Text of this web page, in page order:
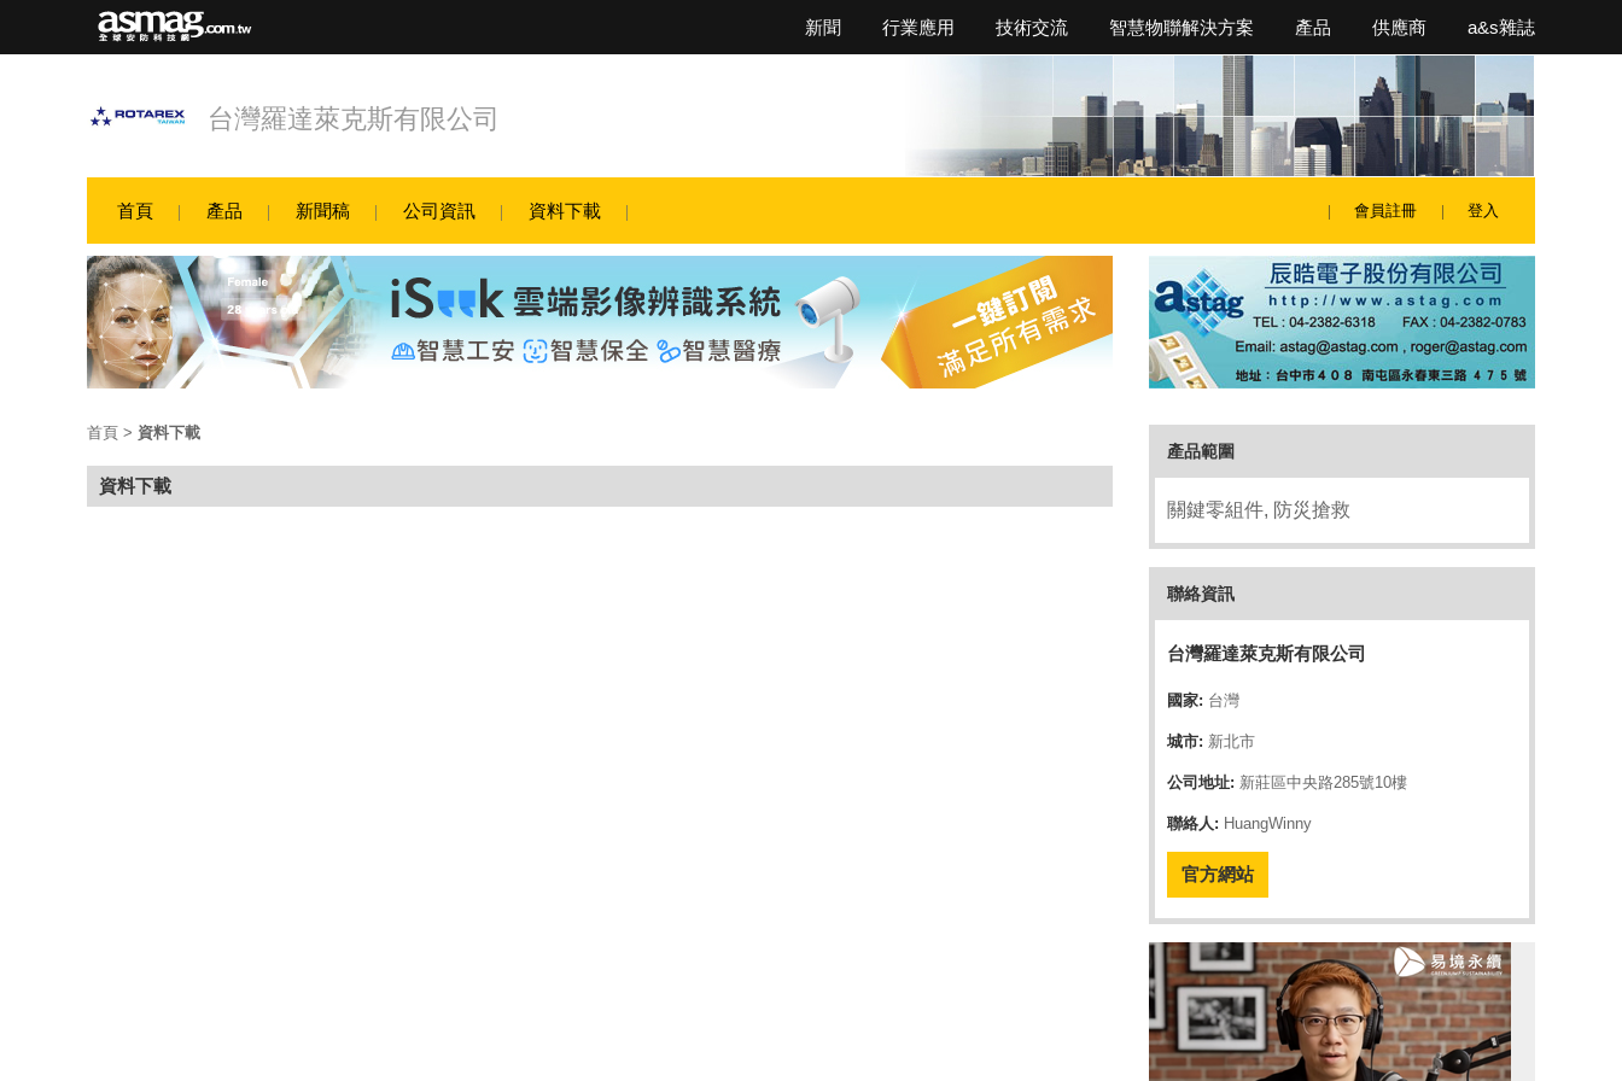
新聞 行業應用 技術交流 智慧物聯解決方案 產品 供應商 a&s雜誌
台灣羅達萊克斯有限公司
首頁 產品 新聞稿 公司資訊 資料下載 會員註冊 登入
產品範圍
關鍵零組件, 防災搶救
聯絡資訊
台灣羅達萊克斯有限公司
國家: 台灣
城市: 新北市
公司地址: 新莊區中央路285號10樓
聯絡人: HuangWinny
官方網站
首頁 > 資料下載
資料下載